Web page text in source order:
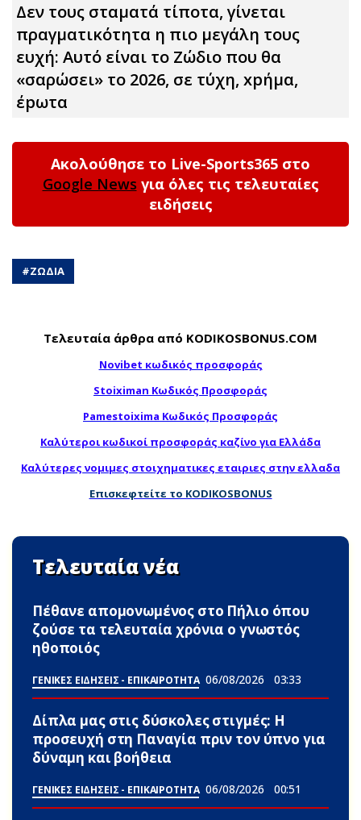
Δεν τους σταματά τίποτα, γίνεται
πραγματικότητα η πιο μεγάλη τους
ευχή: Αυτό είναι το Zώδιο που θα
«σαρώσει» το 2026, σε τύχη, xpήμα,
έpωτα
Ακολούθησε το Live-Sports365 στο
Google News για όλες τις τελευταίες
ειδήσεις
#ΖΩΔΙΑ
Τελευταία άρθρα από KODIKOSBONUS.COM
Novibet κωδικός προσφοράς
Stoiximan Κωδικός Προσφοράς
Pamestoixima Κωδικός Προσφοράς
Καλύτεροι κωδικοί προσφοράς καζίνο για Ελλάδα
Καλύτερες νομιμες στοιχηματικες εταιριες στην ελλαδα
Επισκεφτείτε το KODIKOSBONUS
Τελευταία νέα
Πέθανε απομονωμένος στο Πήλιο όπου
ζούσε τα τελευταία χρόνια ο γνωστός
ηθοποιός
ΓΕΝΙΚΕΣ ΕΙΔΗΣΕΙΣ - ΕΠΙΚΑΙΡΟΤΗΤΑ 06/08/2026 03:33
Δίπλα μας στις δύσκολες στιγμές: Η
προσευχή στη Παναγία πριν τον ύπνο για
δύναμη και βοήθεια
ΓΕΝΙΚΕΣ ΕΙΔΗΣΕΙΣ - ΕΠΙΚΑΙΡΟΤΗΤΑ 06/08/2026 00:51